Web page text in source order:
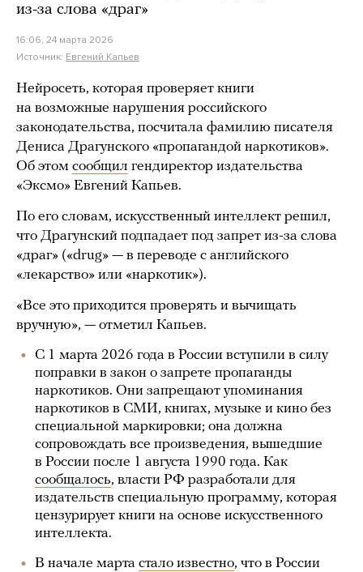
из-за слова «драг»
16:06, 24 марта 2026
Источник: Евгений Капьев
Нейросеть, которая проверяет книги
на возможные нарушения российского
законодательства, посчитала фамилию писателя
Дениса Драгунского «пропагандой наркотиков».
Об этом сообщил гендиректор издательства
«Эксмо» Евгений Капьев.
По его словам, искусственный интеллект решил,
что Драгунский подпадает под запрет из-за слова
«драг» («drug» — в переводе с английского
«лекарство» или «наркотик»).
«Все это приходится проверять и вычищать
вручную», — отметил Капьев.
С 1 марта 2026 года в России вступили в силу
поправки в закон о запрете пропаганды
наркотиков. Они запрещают упоминания
наркотиков в СМИ, книгах, музыке и кино без
специальной маркировки; она должна
сопровождать все произведения, вышедшие
в России после 1 августа 1990 года. Как
сообщалось, власти РФ разработали для
издательств специальную программу, которая
цензурирует книги на основе искусственного
интеллекта.
В начале марта стало известно, что в России